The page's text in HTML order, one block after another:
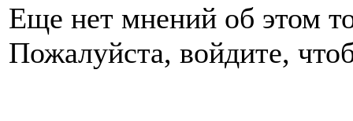
Еще нет мнений об этом
Пожалуйста, войдите,